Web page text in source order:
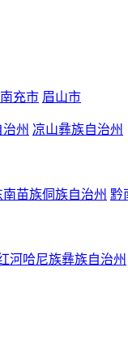
南充市 眉山市
州 凉山彝族自治州
南苗族侗族自治州 黔
河哈尼族彝族自治州